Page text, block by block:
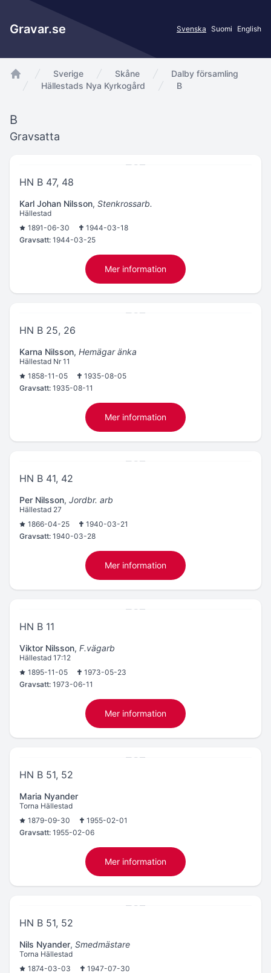
Gravar.se Svenska Suomi English
app.Start
Sverige Skåne
Dalby församling
Hällestads Nya Kyrkogård
B
B
Gravsatta
HN B 47, 48
Karl Johan Nilsson, Stenkrossarb.
Hällestad
1891-06-30
1944-03-18
Gravsatt: 1944-03-25
Mer information
HN B 25, 26
Karna Nilsson, Hemägar änka
Hällestad Nr 11
1858-11-05
1935-08-05
Gravsatt: 1935-08-11
Mer information
HN B 41, 42
Per Nilsson, Jordbr. arb
Hällestad 27
1866-04-25
1940-03-21
Gravsatt: 1940-03-28
Mer information
HN B 11
Viktor Nilsson, F.vägarb
Hällestad 17:12
1895-11-05
1973-05-23
Gravsatt: 1973-06-11
Mer information
HN B 51, 52
Maria Nyander
Torna Hällestad
1879-09-30
1955-02-01
Gravsatt: 1955-02-06
Mer information
HN B 51, 52
Nils Nyander, Smedmästare
Torna Hällestad
1874-03-03
1947-07-30